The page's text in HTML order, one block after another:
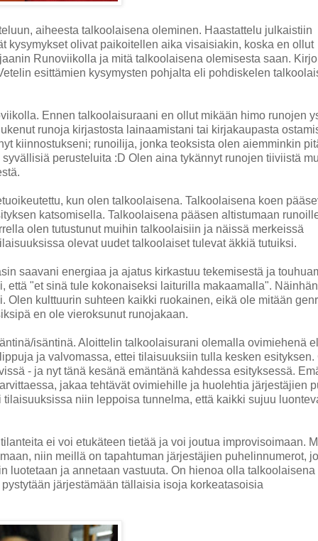
aiheesta talkoolaisena oleminen. Haastattelu julkaistiin
kysymykset olivat paikoitellen aika visaisiakin, koska en ollut
Runoviikolla ja mitä talkoolaisena olemisesta saan.
esittämien kysymysten pohjalta eli pohdiskelen
Ennen talkoolaisuraani en ollut mikään himo runojen
runoja kirjastosta lainaamistani tai kirjakaupasta
kiinnostukseni; runoilija, jonka teoksista olen aiemminkin
perusteluita :D Olen aina tykännyt runojen tiiviistä
kun olen talkoolaisena. Talkoolaisena koen
katsomisella. Talkoolaisena pääsen altistumaan
olen tutustunut muihin talkoolaisiin ja näissä merkeissä
olevat uudet talkoolaiset tulevat äkkiä tutuiksi.
saavani energiaa ja ajatus kirkastuu tekemisestä ja
"et sinä tule kokonaiseksi laiturilla makaamalla".
kulttuurin suhteen kaikki ruokainen, eikä ole mitään
en ole vieroksunut runojakaan.
isäntinä. Aloittelin talkoolaisurani olemalla ovimiehenä
ja valvomassa, ettei tilaisuuksiin tulla kesken esityksen.
- ja nyt tänä kesänä emäntänä kahdessa esityksessä.
jakaa tehtävät ovimiehille ja huolehtia järjestäjien
niin leppoisa tunnelma, että kaikki sujuu
ei voi etukäteen tietää ja voi joutua improvisoimaan.
niin meillä on tapahtuman järjestäjien puhelinnumerot,
luotetaan ja annetaan vastuuta. On hienoa olla talkoolaisena
järjestämään tällaisia isoja korkeatasoisia